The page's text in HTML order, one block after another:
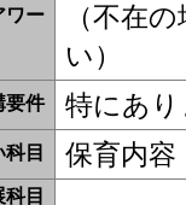
ワー
（不在
い）
要件 特にあ
目 保育内容
目